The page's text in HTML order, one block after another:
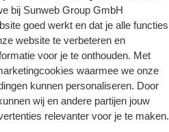
bij Sunweb Group GmbH
goed werkt en dat je alle functies
website te verbeteren en
voor je te onthouden. Met
waarmee we onze
kunnen personaliseren. Door
wij en andere partijen jouw
relevanter voor je te maken.